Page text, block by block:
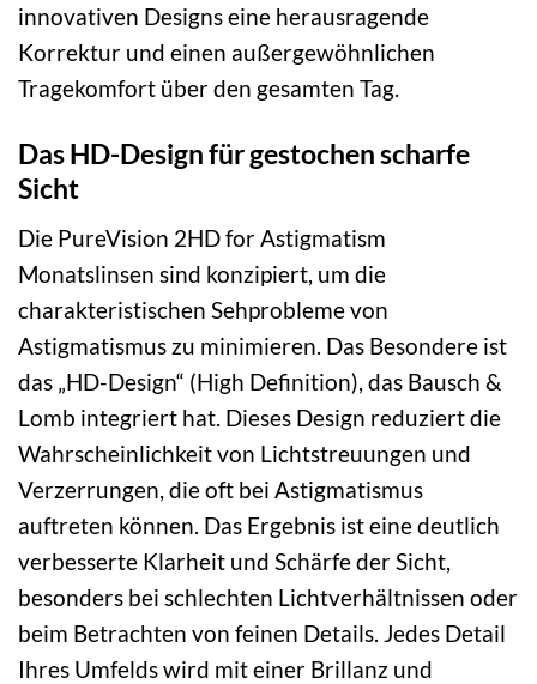
innovativen Designs eine herausragende
Korrektur und einen außergewöhnlichen
Tragekomfort über den gesamten Tag.
Das HD-Design für gestochen scharfe
Sicht
Die PureVision 2HD for Astigmatism
Monatslinsen sind konzipiert, um die
charakteristischen Sehprobleme von
Astigmatismus zu minimieren. Das Besondere ist
das „HD-Design“ (High Definition), das Bausch &
Lomb integriert hat. Dieses Design reduziert die
Wahrscheinlichkeit von Lichtstreuungen und
Verzerrungen, die oft bei Astigmatismus
auftreten können. Das Ergebnis ist eine deutlich
verbesserte Klarheit und Schärfe der Sicht,
besonders bei schlechten Lichtverhältnissen oder
beim Betrachten von feinen Details. Jedes Detail
Ihres Umfelds wird mit einer Brillanz und